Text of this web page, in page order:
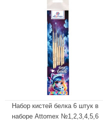
Набор кистей белка 6 штук в
наборе Attomex №1,2,3,4,5,6